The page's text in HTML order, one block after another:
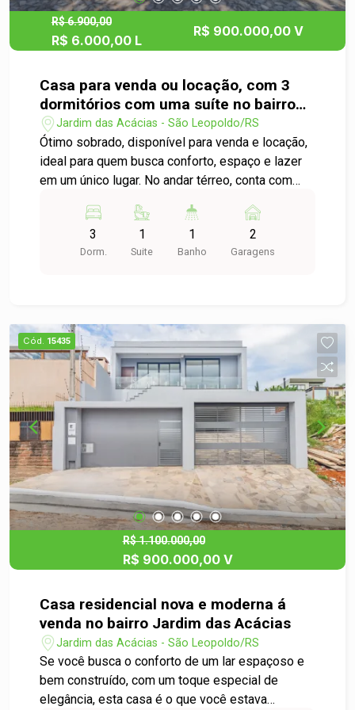
R$ 6.900,00
R$ 6.000,00 L
R$ 900.000,00 V
Casa para venda ou locação, com 3
dormitórios com uma suíte no bairro
Feitoria em São Leopoldo!
Jardim das Acácias - São Leopoldo/RS
Ótimo sobrado, disponível para venda e locação,
ideal para quem busca conforto, espaço e lazer
em um único lugar. No andar térreo, conta com
proporcionando ambientes aconchegantes e bem
iluminados. A cozinha possui móveis sob
medida, otimizando o espaço e oferecendo
tranquilidade. O banheiro social possui box em
vidro e acabamento moderno. A área externa é
um convite ao lazer, com piscina, espaço gourmet
com churrasqueira e um pátio com jardim. O
imóvel é todo murado e com grade, garantindo
mais segurança e privacidade. Localizado em
bairro tranquilo em São Leopoldo, é perfeito para
quem deseja morar bem e com qualidade de vida.
Agende a sua visita ainda hoje!
3
Dorm.
1
Suite
1
Banho
2
Garagens
Cód. 15435
R$ 1.100.000,00
R$ 900.000,00 V
Casa residencial nova e moderna á
venda no bairro Jardim das Acácias
Jardim das Acácias - São Leopoldo/RS
Se você busca o conforto de um lar espaçoso e
bem construído, com um toque especial de
elegância, esta casa é o que você estava